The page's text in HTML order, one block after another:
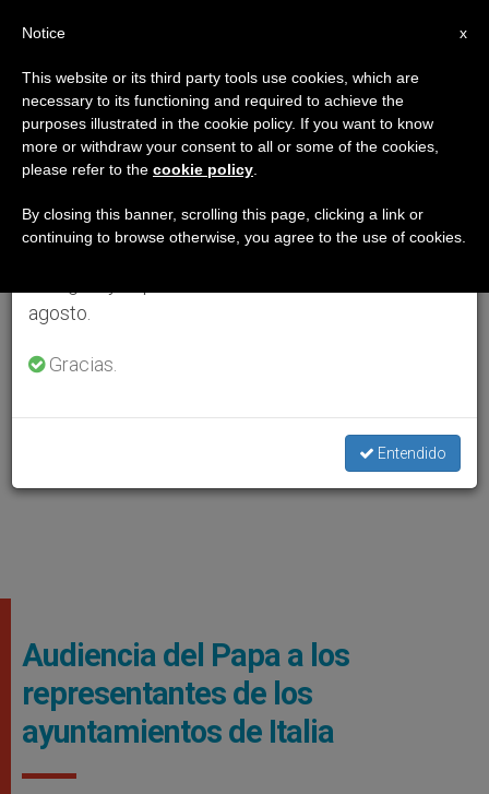
Audiencia del Papa a los
representantes de los
ayuntamientos de Italia
×
Aviso importante
Del 27 de julio al 7 de agosto haremos la pausa
anual, aprovechando que en el periodo de verano
se generan menos informaciones y también el
agosto.
Gracias.
Entendido
x
Notice
This website or its third party tools use cookies, which are
necessary to its functioning and required to achieve the
purposes illustrated in the cookie policy. If you want to know
more or withdraw your consent to all or some of the cookies,
please refer to the cookie policy
By closing this banner, scrolling this page, clicking a link or
continuing to browse otherwise, you agree to the use of cookies.